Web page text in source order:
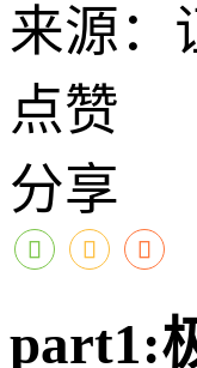
来源：
点赞
分享
part1: